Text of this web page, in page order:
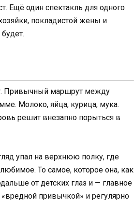
Ещё один спектакль для одного
покладистой жены и
Привычный маршрут между
Молоко, яйца, курица, мука.
решит внезапно порыться в
упал на верхнюю полку, где
То самое, которое она, как
от детских глаз и — главное
привычкой» и регулярно